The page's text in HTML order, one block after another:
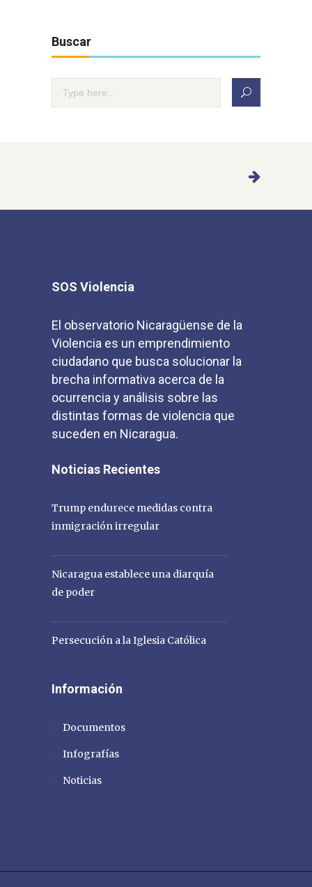
Buscar
SOS Violencia
El observatorio Nicaragüense de la
Violencia es un emprendimiento
ciudadano que busca solucionar la
brecha informativa acerca de la
ocurrencia y análisis sobre las
distintas formas de violencia que
suceden en Nicaragua.
Noticias Recientes
Trump endurece medidas contra
inmigración irregular
Nicaragua establece una diarquía
de poder
Persecución a la Iglesia Católica
Información
Documentos
Infografías
Noticias